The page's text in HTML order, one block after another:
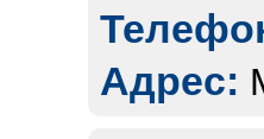
Адрес: